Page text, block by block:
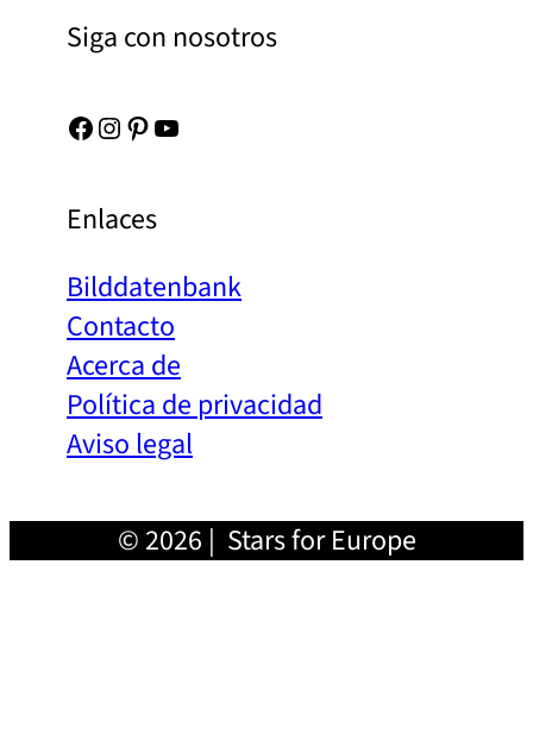
Siga con nosotros
Facebook Instagram Pinterest YouTube
Enlaces
Bilddatenbank
Contacto
Acerca de
Política de privacidad
Aviso legal
© 2026 | Stars for Europe